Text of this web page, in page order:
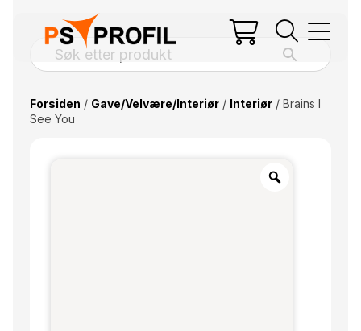
Forsiden / Gave/Velvære/Interiør/ Interiør/ Brains I
See You